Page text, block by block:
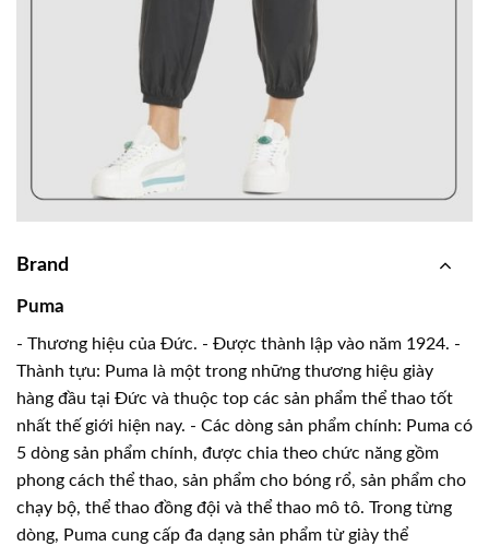
Brand
Puma
- Thương hiệu của Đức. - Được thành lập vào năm 1924. -
Thành tựu: Puma là một trong những thương hiệu giày
hàng đầu tại Đức và thuộc top các sản phẩm thể thao tốt
nhất thế giới hiện nay. - Các dòng sản phẩm chính: Puma có
5 dòng sản phẩm chính, được chia theo chức năng gồm
phong cách thể thao, sản phẩm cho bóng rổ, sản phẩm cho
chạy bộ, thể thao đồng đội và thể thao mô tô. Trong từng
dòng, Puma cung cấp đa dạng sản phẩm từ giày thể